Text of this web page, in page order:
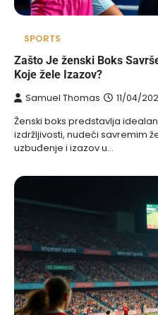
SPORTS
Zašto Je ženski Boks
Koje žele Izazov?
Samuel Thomas 11/04/
Ženski boks predstavlja
izdržljivosti, nudeći savremim
uzbuđenje i izazov u…